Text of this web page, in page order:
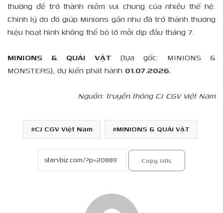
thường để trở thành niềm vui chung của nhiều thế hệ.
Chính lý do đó giúp Minions gần như đã trở thành thương
hiệu hoạt hình không thể bỏ lỡ mỗi dịp đầu tháng 7.
MINIONS & QUÁI VẬT (tựa gốc: MINIONS &
MONSTERS), dự kiến phát hành 01.07.2026.
Nguồn: truyền thông CJ CGV Việt Nam
CJ CGV Việt Nam MINIONS & QUÁI VẬT
Copy URL